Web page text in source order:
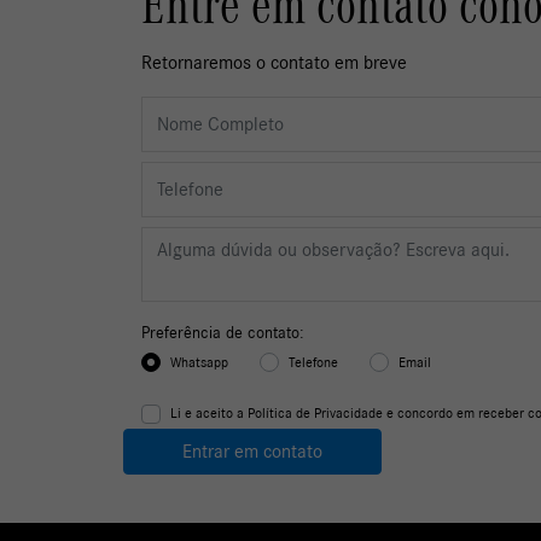
Retornaremos o contato em breve
Preferência de contato:
Whatsapp Telefone Email
Li e aceito a Política de Privacidade e concordo em receber
Entrar em contato